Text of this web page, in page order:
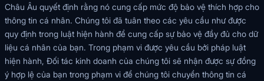
Châu Âu quyết định rằng nó cung cấp mức độ bảo vệ thích hợp cho
thông tin cá nhân. Chúng tôi đã tuân theo các yêu cầu như được
quy định trong luật hiện hành để cung cấp sự bảo vệ đầy đủ cho dữ
liệu cá nhân của bạn. Trong phạm vi được yêu cầu bởi pháp luật
hiện hành, Đối tác kinh doanh của chúng tôi sẽ nhận được sự đồng
ý hợp lệ của bạn trong phạm vi để chúng tôi chuyển thông tin cá